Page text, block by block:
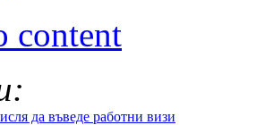
content
да въведе работни визи